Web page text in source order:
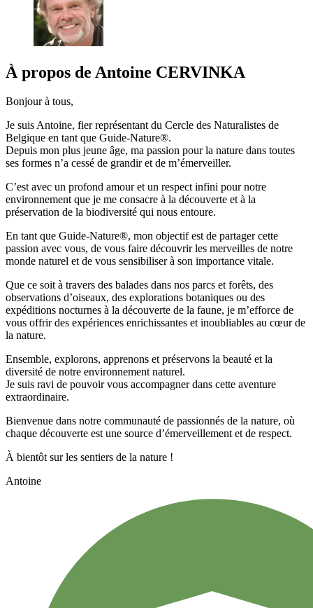
À propos de Antoine CERVINKA
Bonjour à tous,
Je suis Antoine, fier représentant du Cercle des Naturalistes de
Belgique en tant que Guide-Nature®.
Depuis mon plus jeune âge, ma passion pour la nature dans toutes
ses formes n’a cessé de grandir et de m’émerveiller.
C’est avec un profond amour et un respect infini pour notre
environnement que je me consacre à la découverte et à la
préservation de la biodiversité qui nous entoure.
En tant que Guide-Nature®, mon objectif est de partager cette
passion avec vous, de vous faire découvrir les merveilles de notre
monde naturel et de vous sensibiliser à son importance vitale.
Que ce soit à travers des balades dans nos parcs et forêts, des
observations d’oiseaux, des explorations botaniques ou des
expéditions nocturnes à la découverte de la faune, je m’efforce de
vous offrir des expériences enrichissantes et inoubliables au cœur de
la nature.
Ensemble, explorons, apprenons et préservons la beauté et la
diversité de notre environnement naturel.
Je suis ravi de pouvoir vous accompagner dans cette aventure
extraordinaire.
Bienvenue dans notre communauté de passionnés de la nature, où
chaque découverte est une source d’émerveillement et de respect.
À bientôt sur les sentiers de la nature !
Antoine